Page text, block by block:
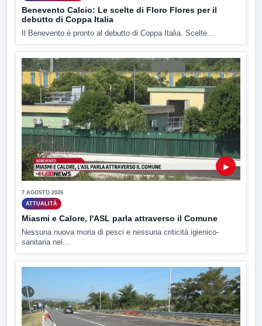
Benevento Calcio: Le scelte di Floro Flores per il
debutto di Coppa Italia
Il Benevento è pronto al debutto di Coppa Italia. Scelte...
▶
7 AGOSTO 2026
ATTUALITÀ
Miasmi e Calore, l'ASL parla attraverso il Comune
Nessuna nuova moria di pesci e nessuna criticità igienico-
sanitaria nel...